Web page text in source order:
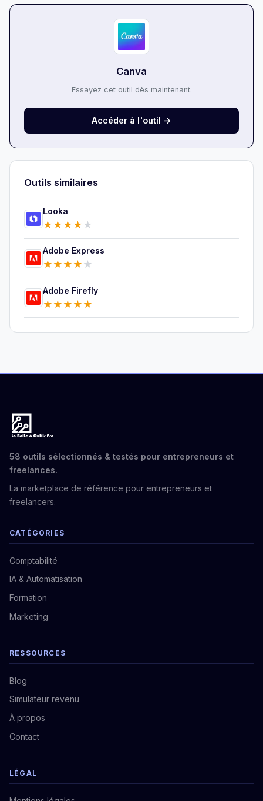
Canva
Essayez cet outil dès maintenant.
Accéder à l'outil →
Outils similaires
Looka
★ ★ ★ ★ ★
Adobe Express
★ ★ ★ ★ ★
Adobe Firefly
★ ★ ★ ★ ★
58 outils sélectionnés & testés pour entrepreneurs et
freelances.
La marketplace de référence pour entrepreneurs et
freelancers.
CATÉGORIES
Comptabilité
IA & Automatisation
Formation
Marketing
RESSOURCES
Blog
Simulateur revenu
À propos
Contact
LÉGAL